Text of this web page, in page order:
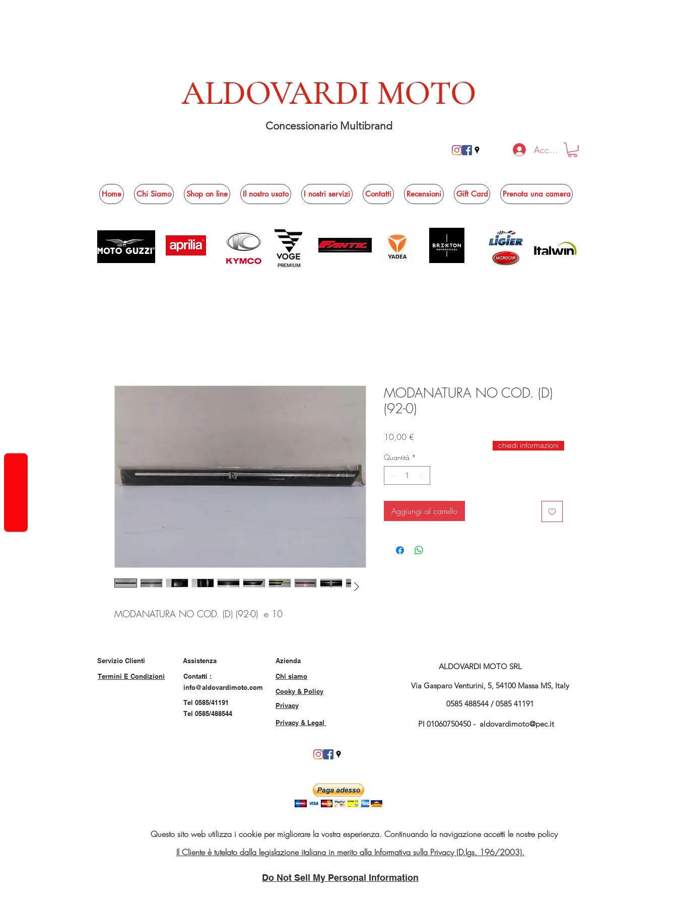
ALDOVARDI MOTO
Concessionario Multibrand
Accedi
Home Chi Siamo Shop on line Il nostro usato I nostri servizi Contatti Recensioni Gift Card Prenota una camera
PREMIUM
MODANATURA NO COD. (D) (92-0) e 10
MODANATURA NO COD. (D)
(92-0)
10,00 €
Quantità *
Aggiungi al carrello
chiedi informazioni
Servizio Clienti
Termini E Condizioni
Assistenza
Contatti :
info@aldovardimoto.com
Tel 0585/41191
Tel 0585/488544
Azienda
Chi siamo
Cooky & Policy
Privacy
Privacy & Legal
ALDOVARDI MOTO SRL
Via Gasparo Venturini, 5, 54100 Massa MS, Italy
0585 488544 / 0585 41191
PI 01060750450 - aldovardimoto@pec.it
Questo sito web utilizza i cookie per migliorare la vostra esperienza. Continuando la navigazione accetti le nostre policy
Il Cliente è tutelato dalla legislazione italiana in merito alla Informativa sulla Privacy (D.lgs. 196/2003).
Do Not Sell My Personal Information